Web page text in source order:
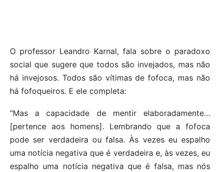
O professor Leandro Karnal, fala sobre o paradoxo
social que sugere que todos são invejados, mas não
há invejosos. Todos são vítimas de fofoca, mas não
há fofoqueiros. E ele completa:
“Mas a capacidade de mentir elaboradamente…
[pertence aos homens]. Lembrando que a fofoca
pode ser verdadeira ou falsa. Às vezes eu espalho
uma notícia negativa que é verdadeira e, às vezes, eu
espalho uma notícia negativa que é falsa, mas nós